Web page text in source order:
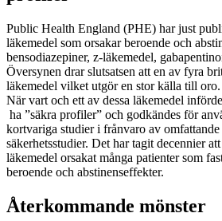
Public Health England (PHE) har just
läkemedel som orsakar beroende och
bensodiazepiner, z-läkemedel,
Översynen drar slutsatsen att en av fyra
läkemedel vilket utgör en stor källa till oro.
När vart och ett av dessa läkemedel
ha ”säkra profiler” och godkändes för
kortvariga studier i frånvaro av
säkerhetsstudier. Det har tagit decennier
läkemedel orsakat många patienter som
beroende och abstinenseffekter.
Återkommande mönster